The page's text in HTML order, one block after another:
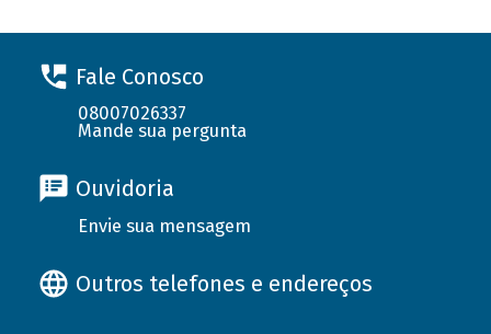
Fale Conosco
08007026337
Mande sua pergunta
Ouvidoria
Envie sua mensagem
Outros telefones e endereços